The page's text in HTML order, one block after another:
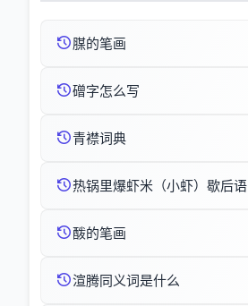
腜的笔画
磳字怎么写
青襟词典
热锅里爆虾米（小虾）歇后语
酦的笔画
渲腾同义词是什么